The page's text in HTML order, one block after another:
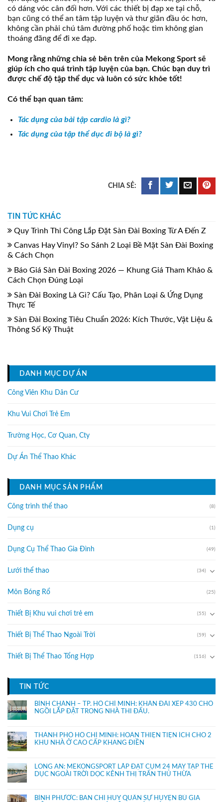
có dáng vóc cân đối hơn. Với các thiết bị đạp xe tại chỗ,
bạn cũng có thể an tâm tập luyện và thư giãn đầu óc hơn,
không cần phải chú tâm đường phố hoặc tìm không gian
thoáng đãng để đi xe đạp.
Mong rằng những chia sẻ bên trên của Mekong Sport sẽ
giúp ích cho quá trình tập luyện của bạn. Chúc bạn duy trì
được chế độ tập thể dục và luôn có sức khỏe tốt!
Có thể bạn quan tâm:
Tác dụng của bài tập cardio là gì?
Tác dụng của tập thể dục đi bộ là gì?
TIN TỨC KHÁC
Quy Trình Thi Công Lắp Đặt Sàn Đài Boxing Từ A Đến Z
Canvas Hay Vinyl? So Sánh 2 Loại Bề Mặt Sàn Đài Boxing
& Cách Chọn
Báo Giá Sàn Đài Boxing 2026 — Khung Giá Tham Khảo &
Cách Chọn Đúng Loại
Sàn Đài Boxing Là Gì? Cấu Tạo, Phân Loại & Ứng Dụng
Thực Tế
Sàn Đài Boxing Tiêu Chuẩn 2026: Kích Thước, Vật Liệu &
Thông Số Kỹ Thuật
DANH MỤC DỰ ÁN
Công Viên Khu Dân Cư
Khu Vui Chơi Trẻ Em
Trường Học, Cơ Quan, Cty
Dự Án Thể Thao Khác
DANH MỤC SẢN PHẨM
Công trình thể thao (8)
Dụng cụ (1)
Dụng Cụ Thể Thao Gia Đình (49)
Lưới thể thao (34)
Môn Bóng Rổ (25)
Thiết Bị Khu vui chơi trẻ em (55)
Thiết Bị Thể Thao Ngoài Trời (59)
Thiết Bị Thể Thao Tổng Hợp (116)
TIN TỨC
BÌNH CHÁNH – TP. HỒ CHÍ MINH: KHÁN ĐÀI XẾP 430 CHỔ
NGỒI LẮP ĐẶT TRONG NHÀ THI ĐẤU.
THÀNH PHỐ HỒ CHÍ MINH: HOÀN THIỆN TIỆN ÍCH CHO 2
KHU NHÀ Ở CAO CẤP KHANG ĐIỀN
LONG AN: MEKONGSPORT LẮP ĐẶT CỤM 24 MÁY TẬP THỂ
DỤC NGOÀI TRỜI DỌC KÊNH THỊ TRẤN THỦ THỪA
BÌNH PHƯỚC: BAN CHỈ HUY QUÂN SỰ HUYỆN BÙ GIA